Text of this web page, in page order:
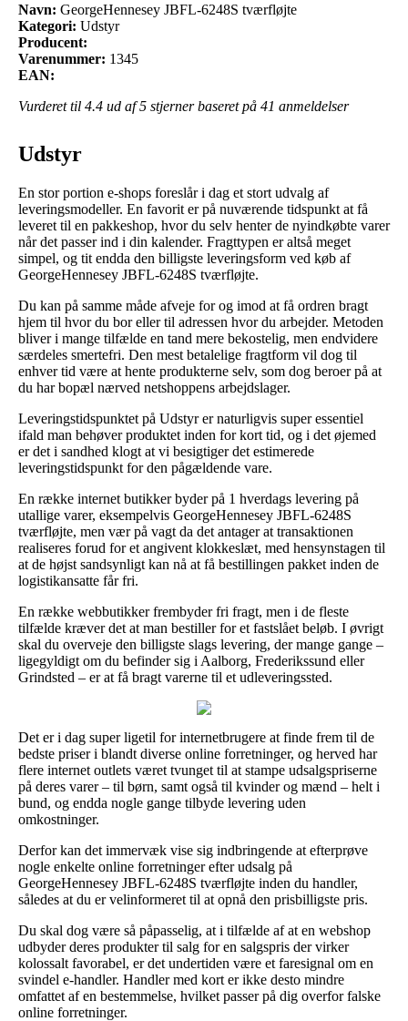
Navn: GeorgeHennesey JBFL-6248S tværfløjte
Kategori: Udstyr
Producent:
Varenummer: 1345
EAN:
Vurderet til 4.4 ud af 5 stjerner baseret på 41 anmeldelser
Udstyr
En stor portion e-shops foreslår i dag et stort udvalg af
leveringsmodeller. En favorit er på nuværende tidspunkt at få
leveret til en pakkeshop, hvor du selv henter de nyindkøbte varer
når det passer ind i din kalender. Fragttypen er altså meget
simpel, og tit endda den billigste leveringsform ved køb af
GeorgeHennesey JBFL-6248S tværfløjte.
Du kan på samme måde afveje for og imod at få ordren bragt
hjem til hvor du bor eller til adressen hvor du arbejder. Metoden
bliver i mange tilfælde en tand mere bekostelig, men endvidere
særdeles smertefri. Den mest betalelige fragtform vil dog til
enhver tid være at hente produkterne selv, som dog beroer på at
du har bopæl nærved netshoppens arbejdslager.
Leveringstidspunktet på Udstyr er naturligvis super essentiel
ifald man behøver produktet inden for kort tid, og i det øjemed
er det i sandhed klogt at vi besigtiger det estimerede
leveringstidspunkt for den pågældende vare.
En række internet butikker byder på 1 hverdags levering på
utallige varer, eksempelvis GeorgeHennesey JBFL-6248S
tværfløjte, men vær på vagt da det antager at transaktionen
realiseres forud for et angivent klokkeslæt, med hensynstagen til
at de højst sandsynligt kan nå at få bestillingen pakket inden de
logistikansatte får fri.
En række webbutikker frembyder fri fragt, men i de fleste
tilfælde kræver det at man bestiller for et fastslået beløb. I øvrigt
skal du overveje den billigste slags levering, der mange gange –
ligegyldigt om du befinder sig i Aalborg, Frederikssund eller
Grindsted – er at få bragt varerne til et udleveringssted.
Det er i dag super ligetil for internetbrugere at finde frem til de
bedste priser i blandt diverse online forretninger, og herved har
flere internet outlets været tvunget til at stampe udsalgspriserne
på deres varer – til børn, samt også til kvinder og mænd – helt i
bund, og endda nogle gange tilbyde levering uden
omkostninger.
Derfor kan det immervæk vise sig indbringende at efterprøve
nogle enkelte online forretninger efter udsalg på
GeorgeHennesey JBFL-6248S tværfløjte inden du handler,
således at du er velinformeret til at opnå den prisbilligste pris.
Du skal dog være så påpasselig, at i tilfælde af at en webshop
udbyder deres produkter til salg for en salgspris der virker
kolossalt favorabel, er det undertiden være et faresignal om en
svindel e-handler. Handler med kort er ikke desto mindre
omfattet af en bestemmelse, hvilket passer på dig overfor falske
online forretninger.